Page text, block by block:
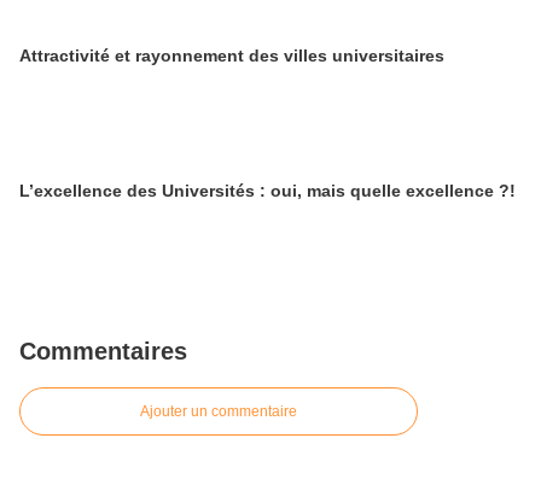
Attractivité et rayonnement des villes universitaires
L’excellence des Universités : oui, mais quelle excellence ?!
Commentaires
Ajouter un commentaire